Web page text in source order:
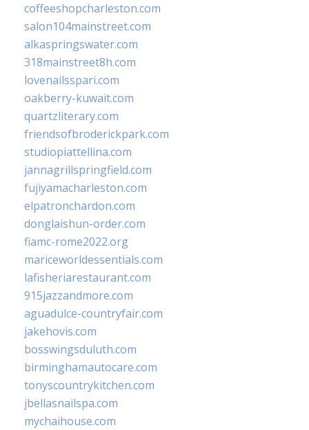
coffeeshopcharleston.com
salon104mainstreet.com
alkaspringswater.com
318mainstreet8h.com
lovenailsspari.com
oakberry-kuwait.com
quartzliterary.com
friendsofbroderickpark.com
studiopiattellina.com
jannagrillspringfield.com
fujiyamacharleston.com
elpatronchardon.com
donglaishun-order.com
fiamc-rome2022.org
mariceworldessentials.com
lafisheriarestaurant.com
915jazzandmore.com
aguadulce-countryfair.com
jakehovis.com
bosswingsduluth.com
birminghamautocare.com
tonyscountrykitchen.com
jbellasnailspa.com
mychaihouse.com